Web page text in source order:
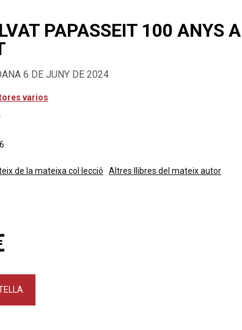
PAPASSEIT 100 ANYS
6 DE JUNY DE 2024
varios
de la mateixa col·lecció Altres llibres del mateix autor